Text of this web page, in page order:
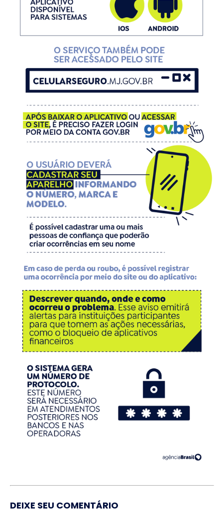
DEIXE SEU COMENTÁRIO